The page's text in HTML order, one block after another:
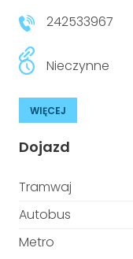
242533967
Nieczynne
WIĘCEJ
Dojazd
Tramwaj
Autobus
Metro